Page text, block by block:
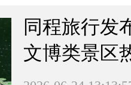
同程旅行发
文博类景区